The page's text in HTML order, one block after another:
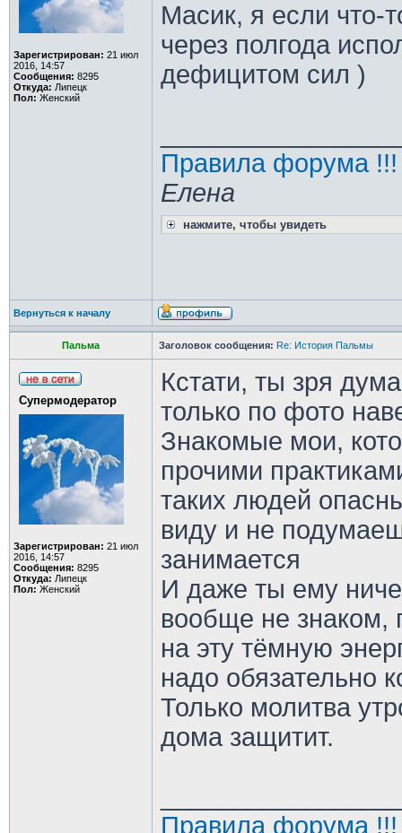
Зарегистрирован: 21 июл
2016, 14:57
Сообщения: 8295
Откуда: Липецк
Пол: Женский
Масик, я если что-
через полгода
дефицитом сил )
Правила форума !!!
Елена
нажмите, чтобы увидеть
Вернуться к началу
Пальма Заголовок сообщения: Re: История Пальмы
Супермодератор
Зарегистрирован: 21 июл
2016, 14:57
Сообщения: 8295
Откуда: Липецк
Пол: Женский
Кстати, ты зря
только по фото
Знакомые мои,
прочими
таких людей
виду и не
занимается
И даже ты ему
вообще не знаком,
на эту тёмную
надо обязательно
Только молитва
дома защитит.
Правила форума !!!